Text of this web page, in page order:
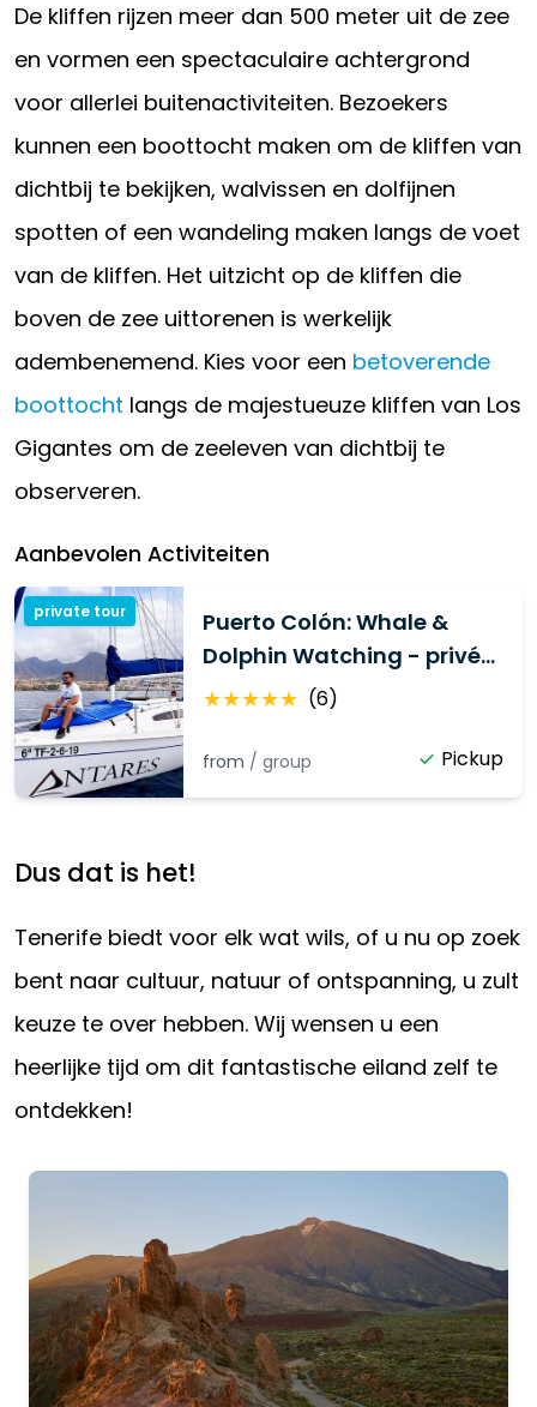
De kliffen rijzen meer dan 500 meter uit de zee
en vormen een spectaculaire achtergrond
voor allerlei buitenactiviteiten. Bezoekers
kunnen een boottocht maken om de kliffen van
dichtbij te bekijken, walvissen en dolfijnen
spotten of een wandeling maken langs de voet
van de kliffen. Het uitzicht op de kliffen die
boven de zee uittorenen is werkelijk
adembenemend. Kies voor een betoverende
boottocht langs de majestueuze kliffen van Los
Gigantes om de zeeleven van dichtbij te
observeren.
Aanbevolen Activiteiten
private tour
Puerto Colón: Whale &
Dolphin Watching - privé
groepservaring op jacht
★★★★★ (6)
from /group Pickup
Dus dat is het!
Tenerife biedt voor elk wat wils, of u nu op zoek
bent naar cultuur, natuur of ontspanning, u zult
keuze te over hebben. Wij wensen u een
heerlijke tijd om dit fantastische eiland zelf te
ontdekken!